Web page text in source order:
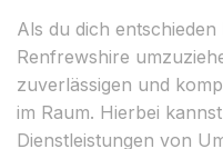
Als du dich
Renfrewshire
zuverlässigen und
im Raum. Hierbei
Dienstleistungen von